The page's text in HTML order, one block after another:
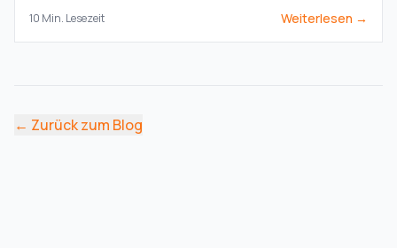
unverzichtbar sind.
10 Min. Lesezeit Weiterlesen →
← Zurück zum Blog